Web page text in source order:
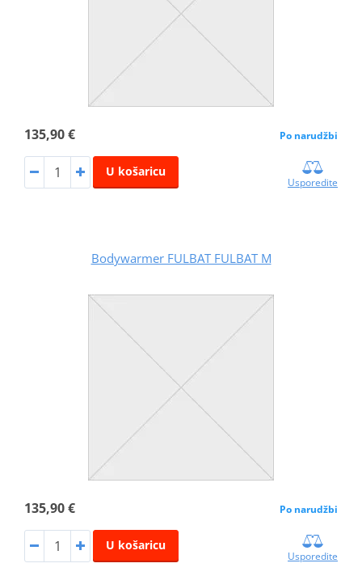
135,90 € Po narudžbi
U košaricu
Usporedite
Bodywarmer FULBAT FULBAT M
135,90 € Po narudžbi
U košaricu
Usporedite